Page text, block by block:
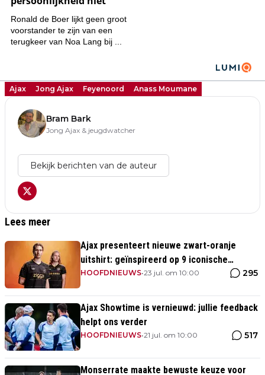
Ajax Jong Ajax Feyenoord Anass Moumane
Bram Bark
Jong Ajax & jeugdwatcher
Bekijk berichten van de auteur
Lees meer
Ajax presenteert nieuwe zwart-oranje
uitshirt: geïnspireerd op 9 iconische
momenten uit clubhistorie
HOOFDNIEUWS•23 jul. om 10:00 295
Ajax Showtime is vernieuwd: jullie feedback
helpt ons verder
HOOFDNIEUWS•21 jul. om 10:00 517
Monserrate maakte bewuste keuze voor